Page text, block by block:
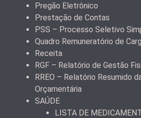
Pregão Eletrônico
Prestação de Contas
PSS – Processo Seletivo
Quadro Remuneratório de
Receita
RGF – Relatório de Gestão
RREO – Relatório Resumido
Orçamentária
SAÚDE
LISTA DE